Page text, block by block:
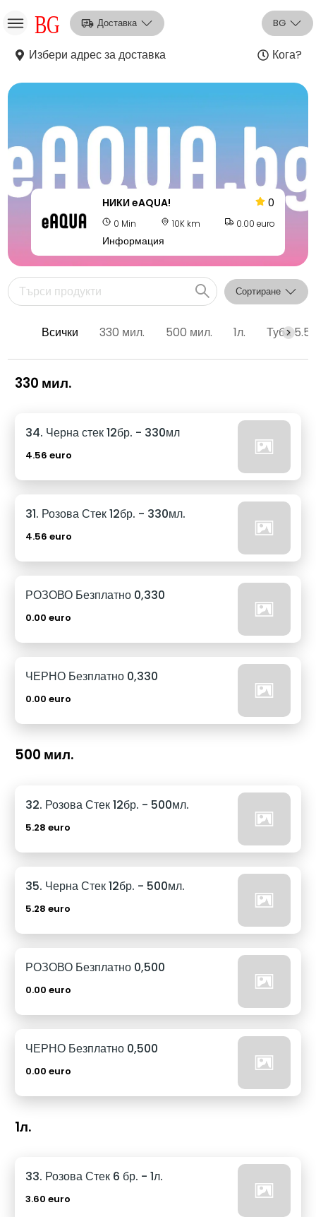
НО
Регистрация
Доставка BG
Избери адрес за доставка Кога?
НИКИ eAQUA! 0
0 Min 10K km 0.00 euro
Информация
Сортиране
Всички 330 мил. 500 мил. 1л. Туба
330 мил.
34. Черна стек 12бр. - 330мл
4.56 euro
31. Розова Стек 12бр. - 330мл.
4.56 euro
РОЗОВО Безплатно 0,330
0.00 euro
ЧЕРНО Безплатно 0,330
0.00 euro
500 мил.
32. Розова Стек 12бр. - 500мл.
5.28 euro
35. Черна Стек 12бр. - 500мл.
5.28 euro
РОЗОВО Безплатно 0,500
0.00 euro
ЧЕРНО Безплатно 0,500
0.00 euro
1л.
33. Розова Стек 6 бр. - 1л.
3.60 euro